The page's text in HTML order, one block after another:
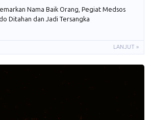
Nama Baik Orang, Pegiat Medsos
Ditahan dan Jadi Tersangka
LANJUT »